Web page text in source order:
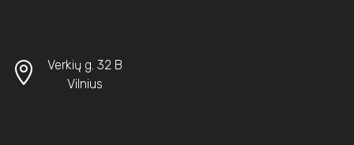
Verkių g. 32 B
Vilnius